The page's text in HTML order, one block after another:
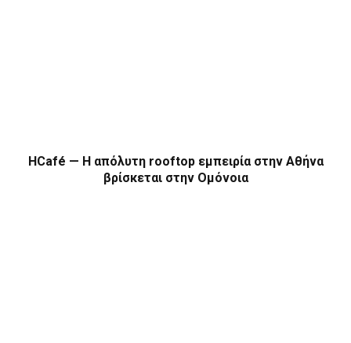
HCafé — Η απόλυτη rooftop εμπειρία στην Αθήνα
βρίσκεται στην Ομόνοια